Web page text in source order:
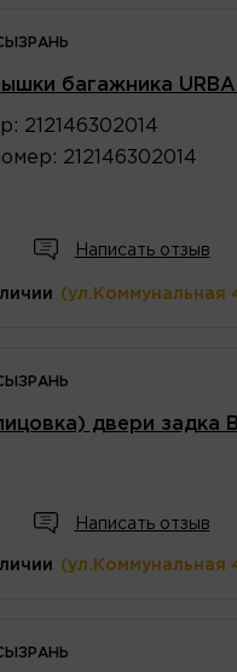
багажника
: 212146302014
: 212146302014
Написать отзыв
(ул.Коммунальная
двери задка
Написать отзыв
(ул.Коммунальная